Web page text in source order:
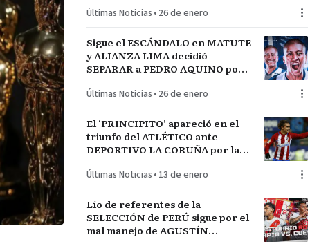
Últimas Noticias • 26 de enero
Sigue el ESCÁNDALO en MATUTE
y ALIANZA LIMA decidió
SEPARAR a PEDRO AQUINO por
MONTEVIDEO
Últimas Noticias • 26 de enero
El ‘PRINCIPITO’ apareció en el
triunfo del ATLÉTICO ante
DEPORTIVO LA CORUÑA por la
Últimas Noticias • 13 de enero
Lío de referentes de la
SELECCIÓN de PERÚ sigue por el
mal manejo de AGUSTÍN